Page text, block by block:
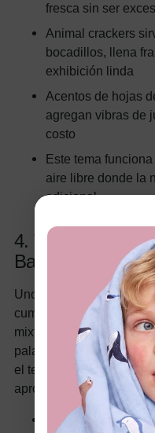
fresca sin ser
Animal crackers
bocadillos, llena
exhibición linda
Acentos de hojas
agregan vibras de
costo
Este tema
aire libre donde la
adicional
4. Tema de
Bayas
Uno de los temas más
cumpleaños con bayas
mixtas para una
palabras con "muy
el tema se presta
apropiadas para bebés.
Comidas